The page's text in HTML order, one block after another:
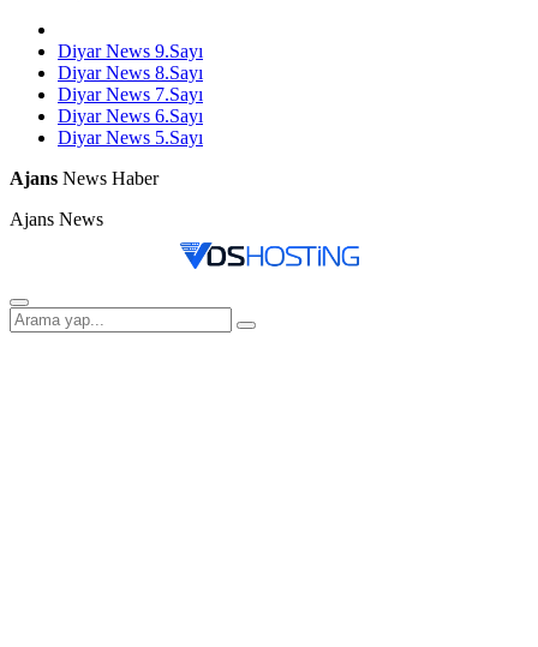
Diyar News 9.Sayı
Diyar News 8.Sayı
Diyar News 7.Sayı
Diyar News 6.Sayı
Diyar News 5.Sayı
Ajans News Haber
Ajans News